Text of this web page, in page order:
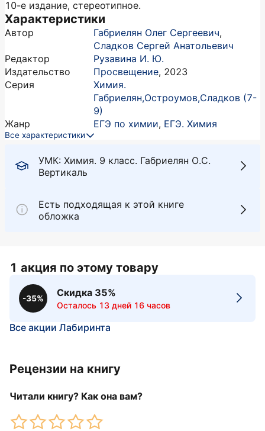
УМК: Химия. 9 класс. Габриелян О.С.
Вертикаль
Есть подходящая к этой книге
обложка
10-е издание, стереотипное.
Характеристики
Автор Габриелян Олег Сергеевич,
Сладков Сергей Анатольевич
Редактор
Рузавина И. Ю.
Издательство
Просвещение, 2023
Серия
Химия.
Габриелян,Остроумов,Сладков (7-
9)
Жанр
ЕГЭ по химии, ЕГЭ. Химия
Все характеристики
1 акция по этому товару
-35%
Скидка 35%
Осталось 13 дней 16 часов
Все акции Лабиринта
Рецензии на книгу
Читали книгу? Как она вам?